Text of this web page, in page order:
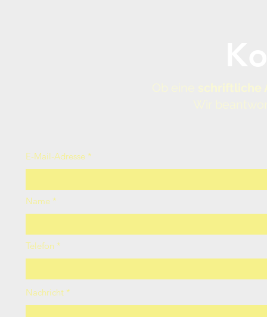
E-Mail-Adresse
Name
Telefon
Nachricht